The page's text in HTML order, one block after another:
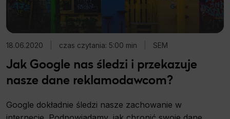
18.06.2020 czas czytania: 5:00 min SEM
Jak Google nas śledzi i przekazuje
nasze dane reklamodawcom?
Google dokładnie śledzi nasze zachowanie w